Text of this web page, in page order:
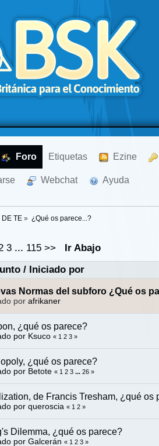
Foro Etiquetas Ezine
Webchat Ayuda
TE » ¿Qué os parece...?
3 ... 115 >>
Ir Abajo
/ Iniciado por
Normas del subforo ¿Qué os
por afrikaner
¿qué os parece?
por Ksuco « 1 2 3 »
¿qué os parece?
por Betote « 1 2 3 ... 26 »
de Francis Tresham, ¿qué os
por queroscia « 1 2 »
Dilemma, ¿qué os parece?
por Galcerán « 1 2 3 »